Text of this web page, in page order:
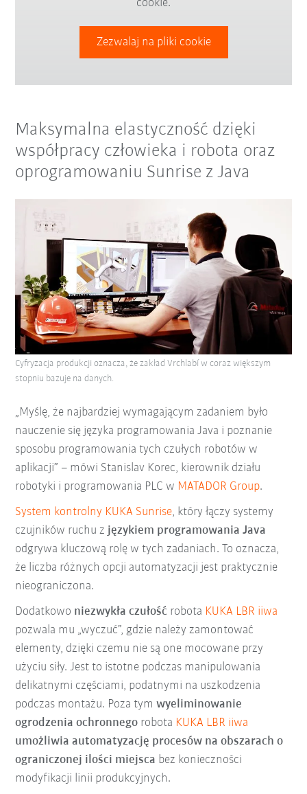
cookie.
Zezwalaj na pliki cookie
Maksymalna elastyczność dzięki
współpracy człowieka i robota oraz
oprogramowaniu Sunrise z Java
„Myślę, że najbardziej wymagającym zadaniem było
nauczenie się języka programowania Java i poznanie
sposobu programowania tych czułych robotów w
aplikacji” – mówi Stanislav Korec, kierownik działu
robotyki i programowania PLC w MATADOR Group.
System kontrolny KUKA Sunrise, który łączy systemy
czujników ruchu z językiem programowania Java
odgrywa kluczową rolę w tych zadaniach. To oznacza,
że liczba różnych opcji automatyzacji jest praktycznie
nieograniczona.
Dodatkowo niezwykła czułość robota KUKA LBR iiwa
pozwala mu „wyczuć”, gdzie należy zamontować
elementy, dzięki czemu nie są one mocowane przy
użyciu siły. Jest to istotne podczas manipulowania
delikatnymi częściami, podatnymi na uszkodzenia
podczas montażu. Poza tymwyeliminowanie
ogrodzenia ochronnego robota KUKA LBR iiwa
umożliwia automatyzację procesów na obszarach o
ograniczonej ilości miejsca bez konieczności
modyfikacji linii produkcyjnych.
Cyfryzacja produkcji oznacza, że zakład Vrchlabí w coraz większym
stopniu bazuje na danych.